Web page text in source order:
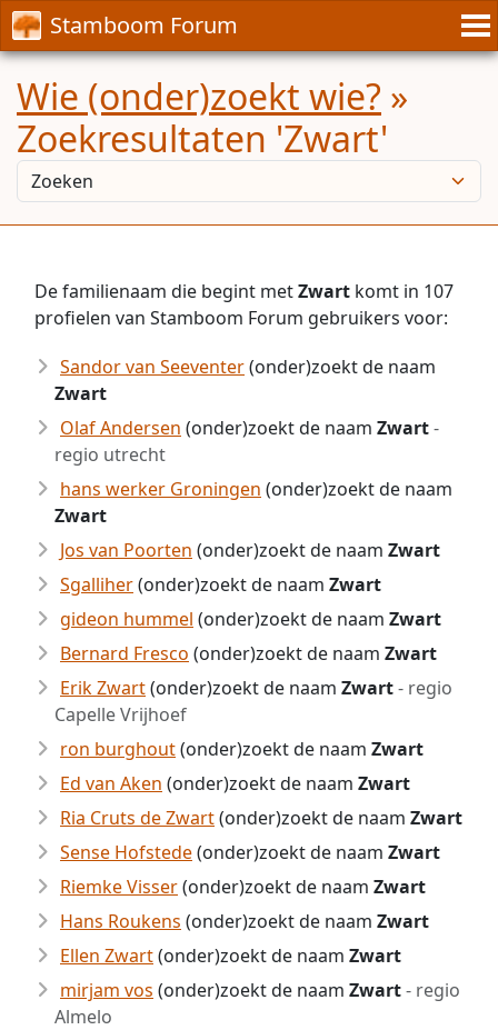
Stamboom Forum
Wie (onder)zoekt wie? »
Zoekresultaten 'Zwart'
De familienaam die begint metZwart komt in 107
profielen van Stamboom Forum gebruikers voor:
Sandor van Seeventer(onder)zoekt de naam
Zwart
Olaf Andersen (onder)zoekt de naam Zwart-
regio utrecht
hans werker Groningen (onder)zoekt de naam
Zwart
Jos van Poorten (onder)zoekt de naam Zwart
Sgalliher(onder)zoekt de naam Zwart
gideon hummel (onder)zoekt de naam Zwart
Bernard Fresco (onder)zoekt de naam Zwart
Erik Zwart(onder)zoekt de naam Zwart- regio
Capelle Vrijhoef
ron burghout(onder)zoekt de naam Zwart
Ed van Aken (onder)zoekt de naam Zwart
Ria Cruts de Zwart(onder)zoekt de naam Zwart
Sense Hofstede(onder)zoekt de naam Zwart
Riemke Visser(onder)zoekt de naam Zwart
Hans Roukens (onder)zoekt de naam Zwart
Ellen Zwart(onder)zoekt de naam Zwart
mirjam vos (onder)zoekt de naam Zwart- regio
Almelo